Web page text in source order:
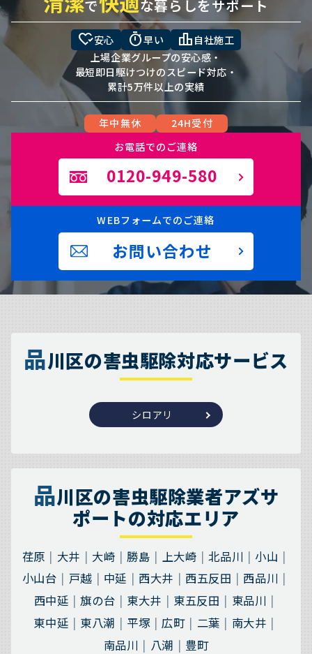
で な暮らしをサポート
heart_check安心 timer早い leaderboard 自社施工
上場企業グループの安心感・
最短即日駆けつけのスピード対応・
累計5万件以上の実績
年中無休
24H受付
お電話でのご連絡
0120-949-580
WEBフォームでのご連絡
お問い合わせ
品川区の害虫駆除対応サービス
シロアリ
品川区の害虫駆除業者アズサ
ポートの対応エリア
荏原 大井 大崎 勝島 上大崎 北品川
小山
小山台
戸越 中延 西大井 西五反田
西品川
西中延
旗の台 東大井 東五反田
東品川
東中延
東八潮 平塚 広町 二葉
南大井
南品川
八潮 豊町